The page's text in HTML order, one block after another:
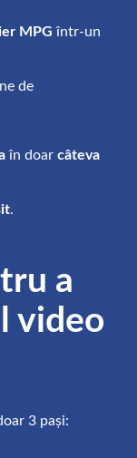
MPG într-un
de
în doarcâteva
.
a
video
3 pași: